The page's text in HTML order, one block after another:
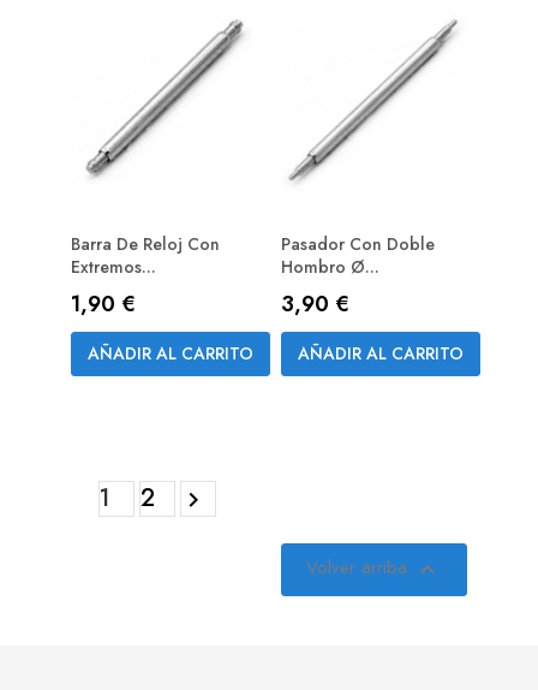
Barra De Reloj Con
Extremos...
Precio
1,90 €
AÑADIR AL CARRITO
Pasador Con Doble
Hombro Ø...
Precio
3,90 €
AÑADIR AL CARRITO
1 2 
Volver arriba 